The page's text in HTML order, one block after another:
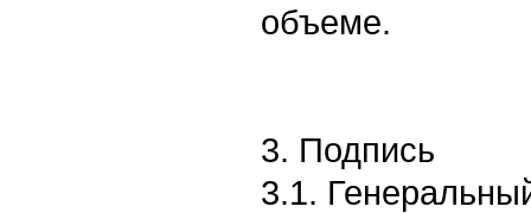
объеме.
3. Подпись
3.1.